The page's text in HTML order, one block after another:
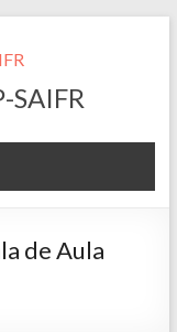
SAIFR
de Aula